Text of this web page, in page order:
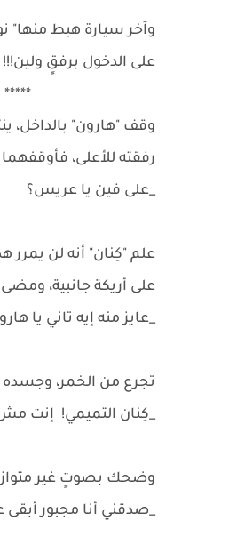
وآخر سيارة هبط منها"
على الدخول برفقٍ ولين!!!
*****
وقف "هارون" بالداخل،
رفقته للأعلى،
_على فين يا عريس؟
علم "كِنان" أنه لن
على أريكة جانبية،
_عايز منه إيه تاني يا
تجرع من الخمر، وجسده
_كِنان التميمي! إنت
وضحك بصوتٍ غير
_صدقني أنا مجبور